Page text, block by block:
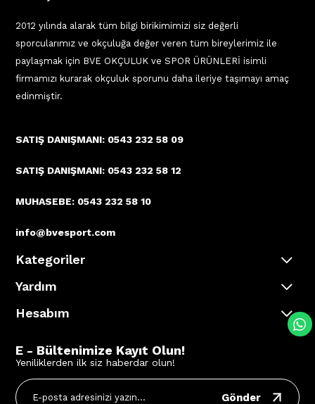
2012 yılında alarak tüm bilgi birikimimizi siz değerli
sporcularımız ve okçuluğa değer veren tüm bireylerimiz ile
paylaşmak için BVE OKÇULUK ve SPOR ÜRÜNLERİ isimli
firmamızı kurarak okçuluk sporunu daha ileriye taşımayı amaç
edinmiştir.
SATIŞ DANIŞMANI: 0543 232 58 09
SATIŞ DANIŞMANI: 0543 232 58 12
MUHASEBE: 0543 232 58 10
info@bvesport.com
Kategoriler
Yardım
Hesabım
E - Bültenimize Kayıt Olun!
Yeniliklerden ilk siz haberdar olun!
Gönder